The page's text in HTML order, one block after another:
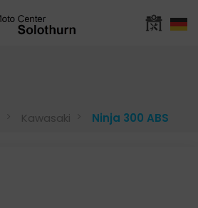
Kawasaki Ninja 300 ABS